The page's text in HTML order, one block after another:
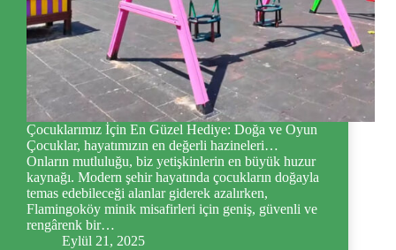
Çocuklarımız İçin En Güzel Hediye: Doğa ve Oyun
Çocuklar, hayatımızın en değerli hazineleri…
Onların mutluluğu, biz yetişkinlerin en büyük huzur
kaynağı. Modern şehir hayatında çocukların doğayla
temas edebileceği alanlar giderek azalırken,
Flamingoköy minik misafirleri için geniş, güvenli ve
rengârenk bir…
Eylül 21, 2025